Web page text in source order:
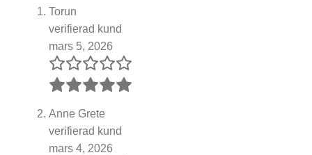
Torun
verifierad kund
mars 5, 2026
Anne Grete
verifierad kund
mars 4, 2026